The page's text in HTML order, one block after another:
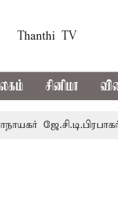
Thanthi TV
சினிமா